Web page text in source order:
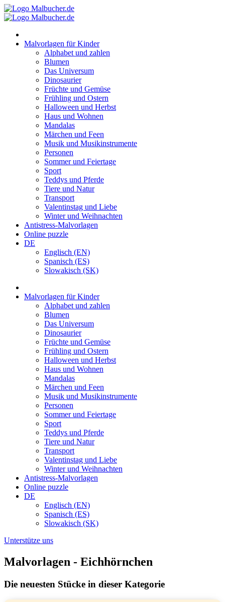
Zum
Inhalt
Malvorlagen für Kinder
Alphabet und zahlen
Blumen
Das Universum
Dinosaurier
Früchte und Gemüse
Frühling und Ostern
Halloween und Herbst
Haus und Wohnen
Mandalas
Märchen und Feen
Musik und Musikinstrumente
Personen
Sommer und Feiertage
Sport
Teddys und Pferde
Tiere und Natur
Transport
Valentinstag und Liebe
Winter und Weihnachten
Antistress-Malvorlagen
Online puzzle
DE
Englisch (EN)
Spanisch (ES)
Slowakisch (SK)
Malvorlagen für Kinder
Alphabet und zahlen
Blumen
Das Universum
Dinosaurier
Früchte und Gemüse
Frühling und Ostern
Halloween und Herbst
Haus und Wohnen
Mandalas
Märchen und Feen
Musik und Musikinstrumente
Personen
Sommer und Feiertage
Sport
Teddys und Pferde
Tiere und Natur
Transport
Valentinstag und Liebe
Winter und Weihnachten
Antistress-Malvorlagen
Online puzzle
DE
Englisch (EN)
Spanisch (ES)
Slowakisch (SK)
Unterstütze uns
Malvorlagen - Eichhörnchen
Die neuesten Stücke in dieser Kategorie